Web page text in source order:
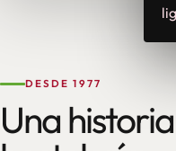
DESDE 1977
Una